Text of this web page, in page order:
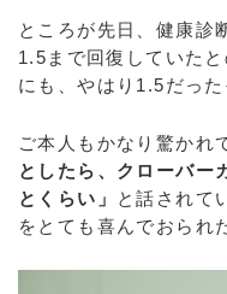
ところが先日、健康診
1.5まで回復していた
にも、やはり1.5だった
ご本人もかなり驚かれ
としたら、クローバー
とくらい」
と話されて
をとても喜んでおられ